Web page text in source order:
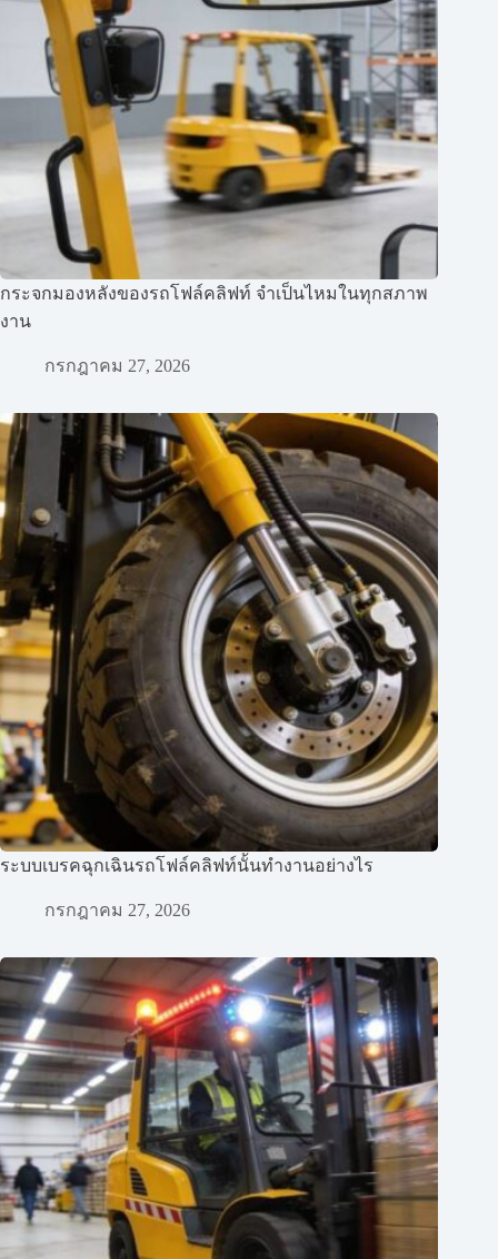
กระจกมองหลังของรถโฟล์คลิฟท์ จำเป็นไหมในทุกสภาพ
งาน
กรกฎาคม 27, 2026
ระบบเบรคฉุกเฉินรถโฟล์คลิฟท์นั้นทำงานอย่างไร
กรกฎาคม 27, 2026